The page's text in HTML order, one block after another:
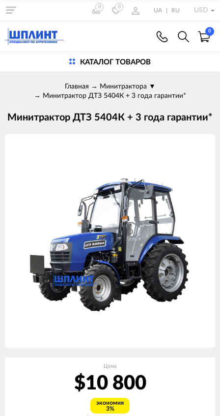
0 0
UA RU USD
0
КАТАЛОГ ТОВАРОВ
Главная → Минитрактора ▼
→
Минитрактор ДТЗ 5404К + 3 года гарантии*
Минитрактор ДТЗ 5404К + 3 года гарантии*
Цена
$10 800
экономия
3%